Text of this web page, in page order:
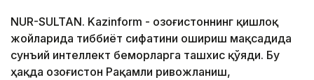
NUR-SULTAN. Kazinform - Қозоғистоннинг қишлоқ
жойларида тиббиёт сифатини ошириш мақсадида
сунъий интеллект беморларга ташхис қўяди. Бу
ҳақда Қозоғистон Рақамли ривожланиш,